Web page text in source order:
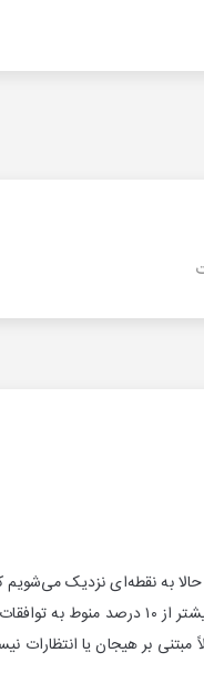
به نقطه‌ای نزدیک می‌شویم
بیش از گذشته نیازمند تغییرات اساسی و ناشی از یک توافق
مبتنی بر هیجان یا